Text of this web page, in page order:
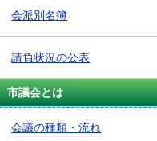
会派別名簿
請負状況の公表
市議会とは
会議の種類・流れ